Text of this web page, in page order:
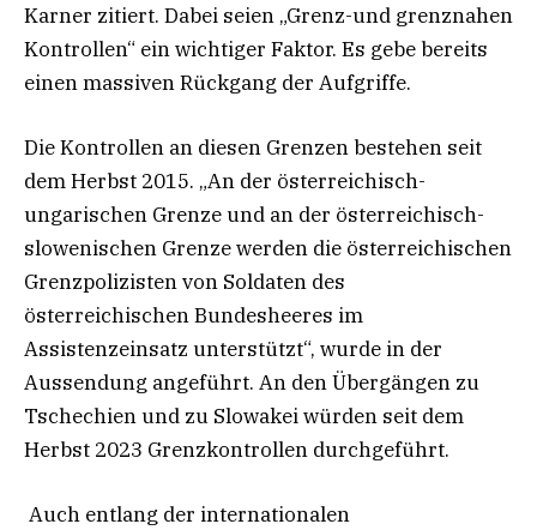
Karner zitiert. Dabei seien „Grenz-und grenznahen
Kontrollen“ ein wichtiger Faktor. Es gebe bereits
einen massiven Rückgang der Aufgriffe.
Die Kontrollen an diesen Grenzen bestehen seit
dem Herbst 2015. „An der österreichisch-
ungarischen Grenze und an der österreichisch-
slowenischen Grenze werden die österreichischen
Grenzpolizisten von Soldaten des
österreichischen Bundesheeres im
Assistenzeinsatz unterstützt“, wurde in der
Aussendung angeführt. An den Übergängen zu
Tschechien und zu Slowakei würden seit dem
Herbst 2023 Grenzkontrollen durchgeführt.
Auch entlang der internationalen